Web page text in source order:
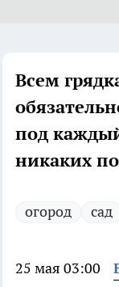
Всем
под
никаких
огород сад
25 мая 03:00